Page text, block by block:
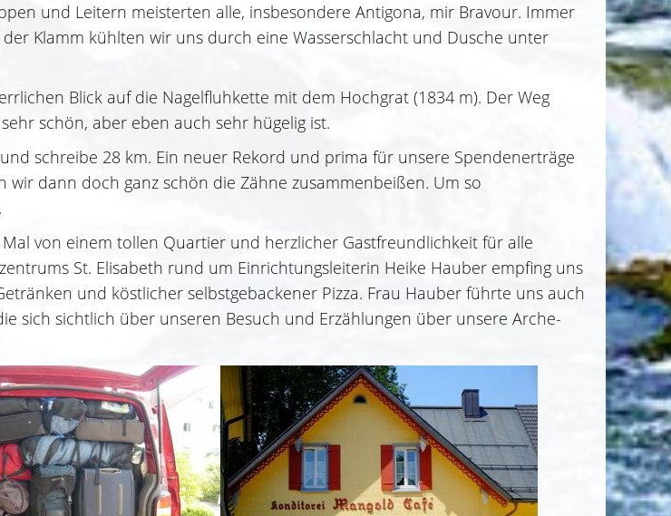
und Leitern meisterten alle, insbesondere Antigona, mir Bravour. Immer
Klamm kühlten wir uns durch eine Wasserschlacht und Dusche unter
Blick auf die Nagelfluhkette mit dem Hochgrat (1834 m). Der Weg
schön, aber eben auch sehr hügelig ist.
schreibe 28 km. Ein neuer Rekord und prima für unsere Spendenerträge
dann doch ganz schön die Zähne zusammenbeißen. Um so
von einem tollen Quartier und herzlicher Gastfreundlichkeit für alle
St. Elisabeth rund um Einrichtungsleiterin Heike Hauber empfing uns
und köstlicher selbstgebackener Pizza. Frau Hauber führte uns auch
sich sichtlich über unseren Besuch und Erzählungen über unsere Arche-